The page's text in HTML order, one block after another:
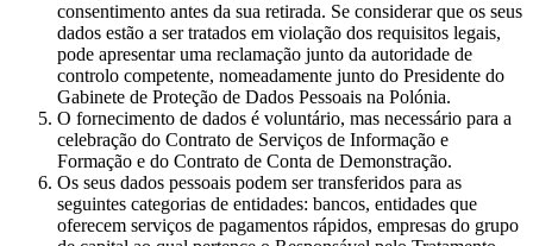
consentimento antes da sua retirada. Se considerar que os seus
dados estão a ser tratados em violação dos requisitos legais,
pode apresentar uma reclamação junto da autoridade de
controlo competente, nomeadamente junto do Presidente do
Gabinete de Proteção de Dados Pessoais na Polónia.
O fornecimento de dados é voluntário, mas necessário para a
celebração do Contrato de Serviços de Informação e
Formação e do Contrato de Conta de Demonstração.
Os seus dados pessoais podem ser transferidos para as
seguintes categorias de entidades: bancos, entidades que
oferecem serviços de pagamentos rápidos, empresas do grupo